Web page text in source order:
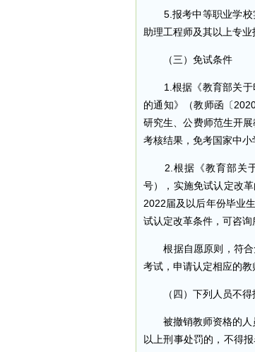
5.报考中等职业学校
助理工程师及其以上专
（三）免试条件
1.根据《教育部关于印
的通知》（教师函〔
研究生、公费师范生开
考核结果，免考国家中
2.根据《教育部关于
号），实施免试认定改
2022届及以后年份毕业
试认定改革条件，可咨询
根据自愿原则，符合
考试，申请认定相应的教
（四）下列人员不得
被撤销教师资格的人
以上刑事处罚的，不得